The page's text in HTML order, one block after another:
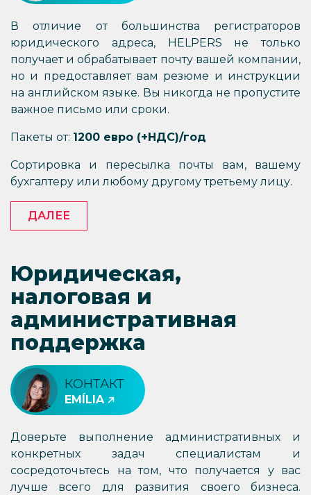
В отличие от большинства регистраторов
юридического адреса, HELPERS не только
получает и обрабатывает почту вашей компании,
но и предоставляет вам резюме и инструкции
на английском языке. Вы никогда не пропустите
важное письмо или сроки.
Пакеты от: 1200 евро (+НДС)/год
Сортировка и пересылка почты вам, вашему
бухгалтеру или любому другому третьему лицу.
ДАЛЕЕ
Юридическая,
налоговая и
административная
поддержка
КОНТАКТ
EMÍLIA
Доверьте выполнение административных и
конкретных задач специалистам и
сосредоточьтесь на том, что получается у вас
лучше всего для развития своего бизнеса.